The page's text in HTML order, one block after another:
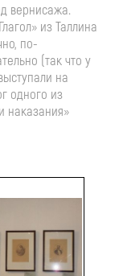
вернисажа.
из Таллина
по-
(так что у
на
одного из
наказания»